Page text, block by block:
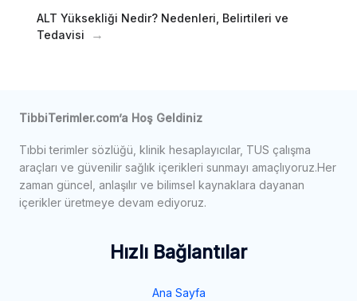
ALT Yüksekliği Nedir? Nedenleri, Belirtileri ve
Tedavisi
TibbiTerimler.com’a Hoş Geldiniz
Tıbbi terimler sözlüğü, klinik hesaplayıcılar, TUS çalışma
araçları ve güvenilir sağlık içerikleri sunmayı amaçlıyoruz.Her
zaman güncel, anlaşılır ve bilimsel kaynaklara dayanan
içerikler üretmeye devam ediyoruz.
Hızlı Bağlantılar
Ana Sayfa